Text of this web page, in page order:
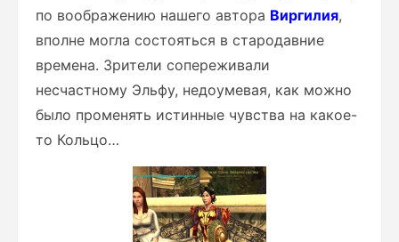
по воображению нашего автора Виргилия,
вполне могла состояться в стародавние
времена. Зрители сопереживали
несчастному Эльфу, недоумевая, как можно
было променять истинные чувства на какое-
то Кольцо…